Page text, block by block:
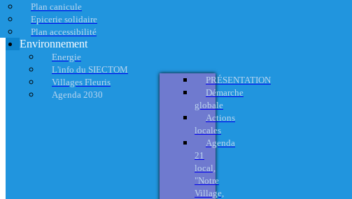
Plan canicule
Epicerie solidaire
Plan accessibilité
Environnement
Energie
L'info du SIECTOM
Villages Fleuris
Agenda 2030
PRÉSENTATION
Démarche
globale
Actions
locales
Agenda
21
local,
"Notre
Village,